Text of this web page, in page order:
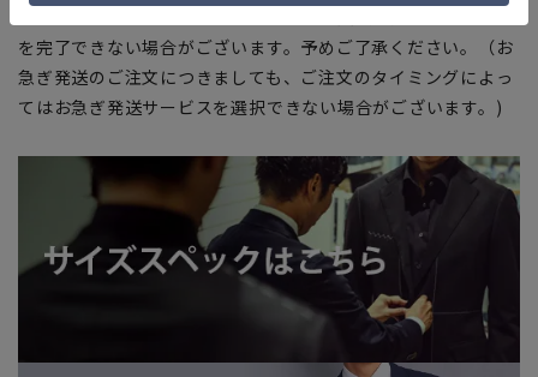
を完了できない場合がございます。予めご了承ください。（お
急ぎ発送のご注文につきましても、ご注文のタイミングによっ
てはお急ぎ発送サービスを選択できない場合がございます。)